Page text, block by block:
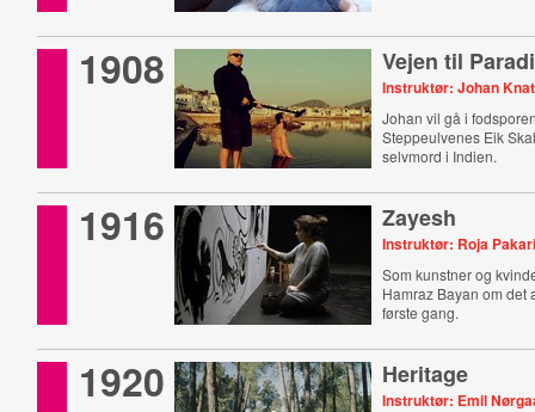
1908 Vejen til
Instruktør: Johan
Johan vil gå i
Steppeulvenes Eik
selvmord i Indien.
1916 Zayesh
Instruktør: Roja
Som kunstner og
Hamraz Bayan om det
første gang.
1920 Heritage
Instruktør: Emil